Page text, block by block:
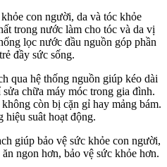
con người, da và tóc khỏe
trong nước làm cho tóc và da vị
lọc nước đầu nguồn góp phần
đầy sức sống.
qua hệ thống nguồn giúp kéo dài
chữa máy móc trong gia đình.
còn bị cặn gỉ hay mảng bám.
hiệu suât hoạt động.
giúp bảo vệ sức khỏe con người,
ngon hơn, bảo vệ sức khỏe hơn.